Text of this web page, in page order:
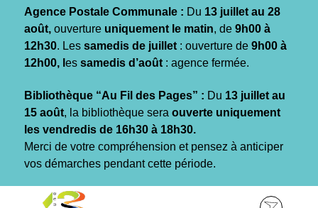
Agence Postale Communale : Du 13 juillet au 28
août, ouverture uniquement le matin, de 9h00 à
12h30. Les samedis de juillet : ouverture de 9h00 à
12h00, l es samedis d’août : agence fermée.
Bibliothèque “Au Fil des Pages” : Du 13 juillet au
15 août, la bibliothèque sera ouverte uniquement
les vendredis de 16h30 à 18h30.
Merci de votre compréhension et pensez à anticiper
vos démarches pendant cette période.